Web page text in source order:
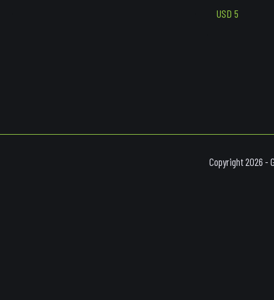
USD 5
Copyright 2026 -